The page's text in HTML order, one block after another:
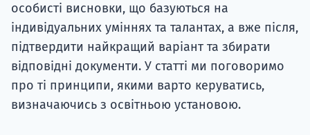
особисті висновки, що базуються на
індивідуальних уміннях та талантах, а вже після,
підтвердити найкращий варіант та збирати
відповідні документи. У статті ми поговоримо
про ті принципи, якими варто керуватись,
визначаючись з освітньою установою.